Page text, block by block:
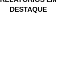
DESTAQUE